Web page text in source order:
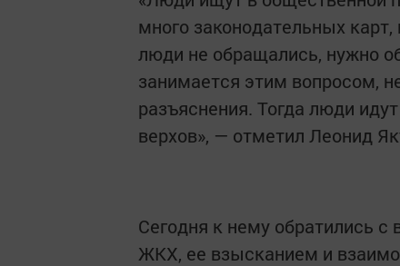
много законодательных
люди не обращались, нужно
занимается этим вопросом,
разъяснения. Тогда люди
верхов», — отметил Леонид
Сегодня к нему обратились
ЖКХ, ее взысканием и